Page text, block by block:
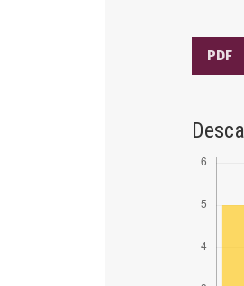
PDF